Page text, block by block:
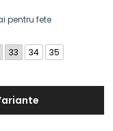
pentru fete
33 34 35